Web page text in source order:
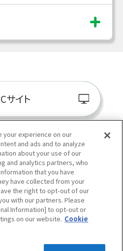
サイト
阪神百貨店E-
抜等の記載がない場合は「税込価格」です。
your experience on our
and ads and to analyze
about your use of our
and analytics partners, who
that you have
have collected from your
the right to opt-out of our
with our partners. Please
Information] to opt-out or
on our website. Cookie